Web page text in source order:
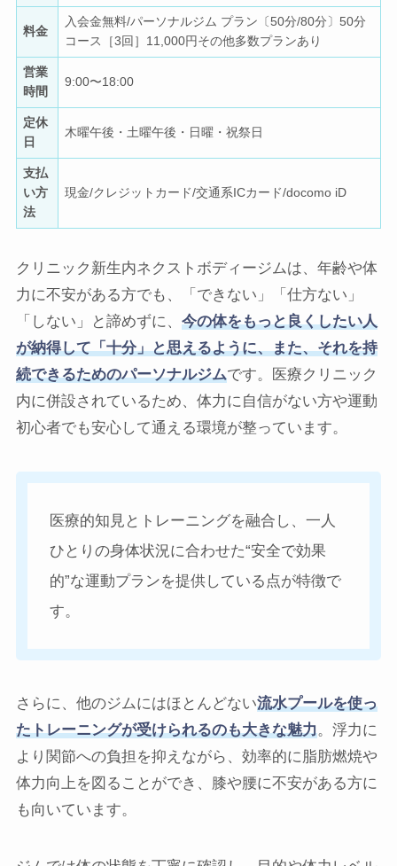
料金
入会金無料/パーソナルジム プラン〔50分/80分〕50分
コース［3回］11,000円その他多数プランあり
営業
時間
9:00〜18:00
定休
日
木曜午後・土曜午後・日曜・祝祭日
支払
い方
法
現金/クレジットカード/交通系ICカード/docomo iD
クリニック新生内ネクストボディージムは、年齢や体
力に不安がある方でも、「できない」「仕方ない」
「しない」と諦めずに、 今の体をもっと良くしたい人
が納得して「十分」と思えるように、また、それを持
続できるためのパーソナルジムです。医療クリニック
内に併設されているため、体力に自信がない方や運動
初心者でも安心して通える環境が整っています。
医療的知見とトレーニングを融合し、一人
ひとりの身体状況に合わせた“安全で効果
的”な運動プランを提供している点が特徴で
す。
さらに、他のジムにはほとんどない流水プールを使っ
たトレーニングが受けられるのも大きな魅力。浮力に
より関節への負担を抑えながら、効率的に脂肪燃焼や
体力向上を図ることができ、膝や腰に不安がある方に
も向いています。